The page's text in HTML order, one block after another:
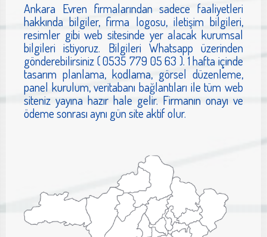
Ankara Evren firmalarından sadece faaliyetleri
hakkında bilgiler, firma logosu, iletişim bilgileri,
resimler gibi web sitesinde yer alacak kurumsal
bilgileri istiyoruz. Bilgileri Whatsapp üzerinden
gönderebilirsiniz ( 0535 779 05 63 ). 1 hafta içinde
tasarım planlama, kodlama, görsel düzenleme,
panel kurulum, veritabanı bağlantıları ile tüm web
siteniz yayına hazır hale gelir. Firmanın onayı ve
ödeme sonrası aynı gün site aktif olur.